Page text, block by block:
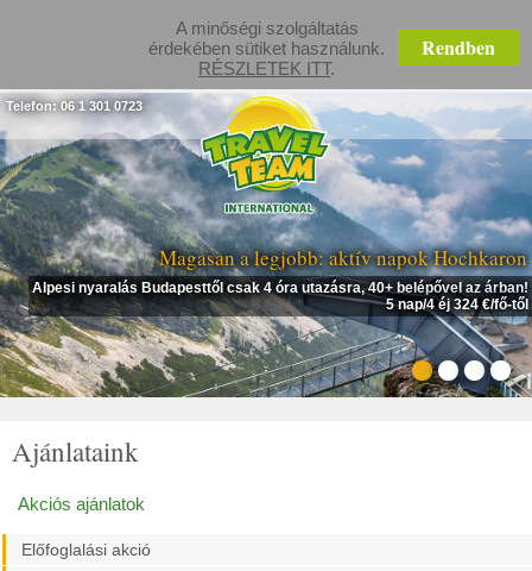
A minőségi szolgáltatás
érdekében sütiket használunk.
RÉSZLETEK ITT.
Rendben
Magasan a legjobb: aktív napok Hochkaron
Alpesi nyaralás Budapesttől csak 4 óra utazásra, 40+ belépővel az árban!
5 nap/4 éj 324 €/fő-től
Telefon: 06 1 301 0723
Ajánlataink
Akciós ajánlatok
Előfoglalási akció